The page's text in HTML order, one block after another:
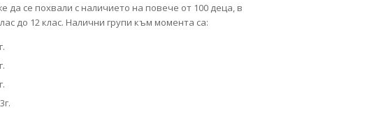
да се похвали с наличието на повече от 100 деца, в
до 12 клас. Налични групи към момента са: